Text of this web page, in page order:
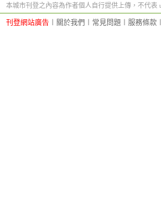
本城市刊登之內容為作者個人自行提供上傳，不代表
刊登網站廣告 關於我們 常見問題 服務條款